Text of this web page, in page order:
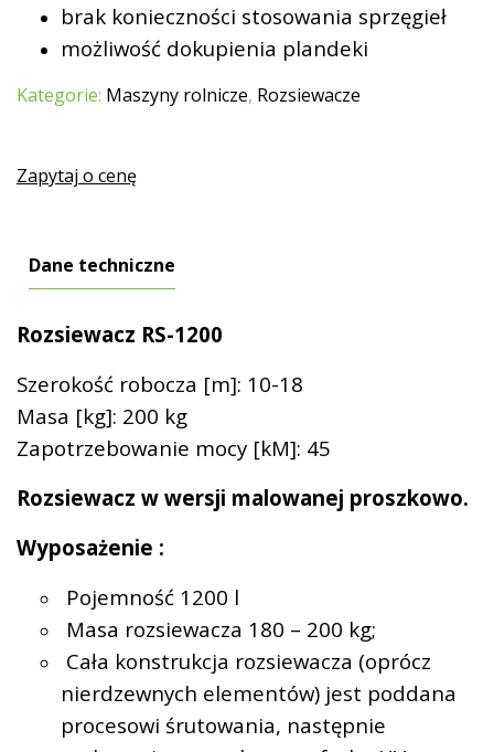
brak konieczności stosowania sprzęgieł
możliwość dokupienia plandeki
Kategorie: Maszyny rolnicze, Rozsiewacze
Zapytaj o cenę
Dane techniczne
Rozsiewacz RS-1200
Szerokość robocza [m]: 10-18
Masa [kg]: 200 kg
Zapotrzebowanie mocy [kM]: 45
Rozsiewacz w wersji malowanej proszkowo.
Wyposażenie :
Pojemność 1200 l
Masa rozsiewacza 180 – 200 kg;
Cała konstrukcja rozsiewacza (oprócz
nierdzewnych elementów) jest poddana
procesowi śrutowania, następnie